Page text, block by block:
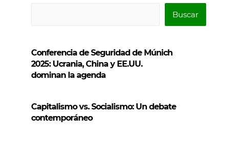
c
a
Buscar
Conferencia de Seguridad de Múnich
2025: Ucrania, China y EE.UU.
dominan la agenda
Capitalismo vs. Socialismo: Un debate
contemporáneo